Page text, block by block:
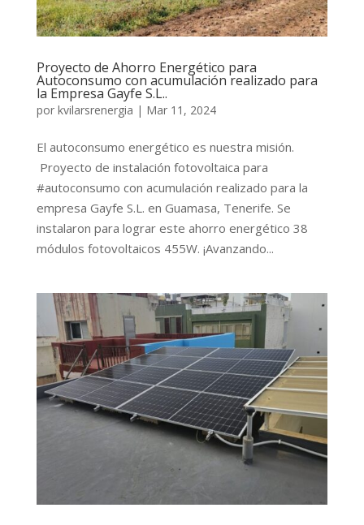
Proyecto de Ahorro Energético para
Autoconsumo con acumulación realizado para
la Empresa Gayfe S.L..
por kvilarsrenergia | Mar 11, 2024
El autoconsumo energético es nuestra misión.
Proyecto de instalación fotovoltaica para
#autoconsumo con acumulación realizado para la
empresa Gayfe S.L. en Guamasa, Tenerife. Se
instalaron para lograr este ahorro energético 38
módulos fotovoltaicos 455W. ¡Avanzando...